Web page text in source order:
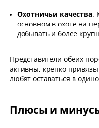
Охотничьи качества.
основном в охоте на
добывать и более
Представители обеих
активны, крепко
любят оставаться в
Плюсы и